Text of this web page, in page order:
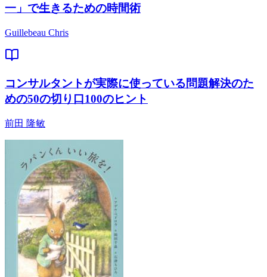
一」で生きるための時間術
Guillebeau Chris
コンサルタントが実際に使っている問題解決のた
めの50の切り口100のヒント
前田 隆敏